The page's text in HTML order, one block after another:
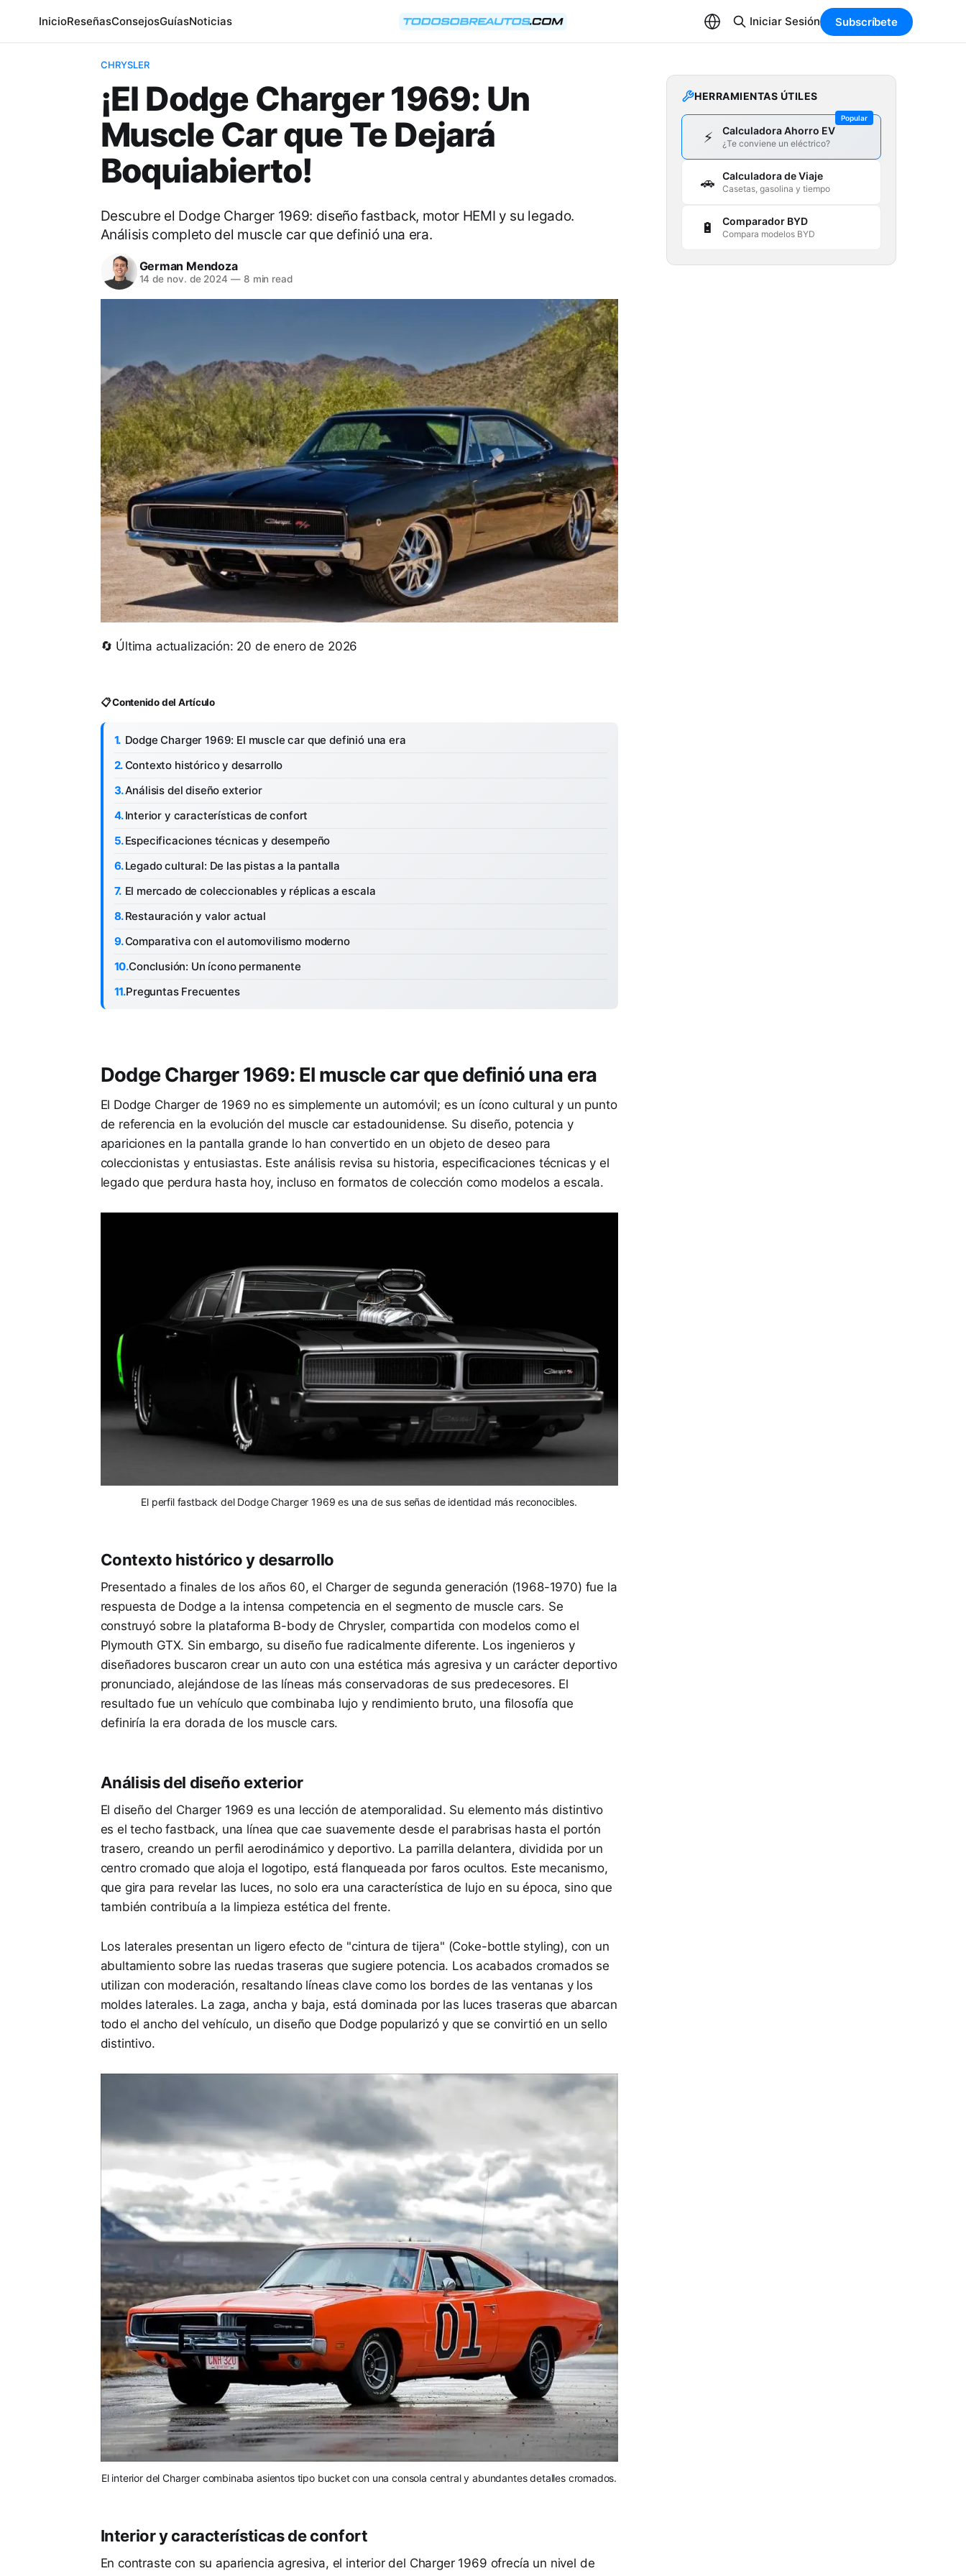
InicioReseñasConsejosGuíasNoticias Iniciar Sesión Subscríbete
CHRYSLER
¡El Dodge Charger 1969: Un
Muscle Car que Te Dejará
Boquiabierto!
Descubre el Dodge Charger 1969: diseño fastback, motor HEMI y su legado.
Análisis completo del muscle car que definió una era.
German Mendoza
14 de nov. de 2024 —8 min read
🔄 Última actualización: 20 de enero de 2026
📋 Contenido del Artículo
Dodge Charger 1969: El muscle car que definió una era
Contexto histórico y desarrollo
Análisis del diseño exterior
Interior y características de confort
Especificaciones técnicas y desempeño
Legado cultural: De las pistas a la pantalla
El mercado de coleccionables y réplicas a escala
Restauración y valor actual
Comparativa con el automovilismo moderno
Conclusión: Un ícono permanente
Preguntas Frecuentes
Dodge Charger 1969: El muscle car que definió una era
El Dodge Charger de 1969 no es simplemente un automóvil; es un ícono cultural y un punto
de referencia en la evolución del muscle car estadounidense. Su diseño, potencia y
apariciones en la pantalla grande lo han convertido en un objeto de deseo para
coleccionistas y entusiastas. Este análisis revisa su historia, especificaciones técnicas y el
legado que perdura hasta hoy, incluso en formatos de colección como modelos a escala.
El perfil fastback del Dodge Charger 1969 es una de sus señas de identidad más reconocibles.
Contexto histórico y desarrollo
Presentado a finales de los años 60, el Charger de segunda generación (1968-1970) fue la
respuesta de Dodge a la intensa competencia en el segmento de muscle cars. Se
construyó sobre la plataforma B-body de Chrysler, compartida con modelos como el
Plymouth GTX. Sin embargo, su diseño fue radicalmente diferente. Los ingenieros y
diseñadores buscaron crear un auto con una estética más agresiva y un carácter deportivo
pronunciado, alejándose de las líneas más conservadoras de sus predecesores. El
resultado fue un vehículo que combinaba lujo y rendimiento bruto, una filosofía que
definiría la era dorada de los muscle cars.
Análisis del diseño exterior
El diseño del Charger 1969 es una lección de atemporalidad. Su elemento más distintivo
es el techo fastback, una línea que cae suavemente desde el parabrisas hasta el portón
trasero, creando un perfil aerodinámico y deportivo. La parrilla delantera, dividida por un
centro cromado que aloja el logotipo, está flanqueada por faros ocultos. Este mecanismo,
que gira para revelar las luces, no solo era una característica de lujo en su época, sino que
también contribuía a la limpieza estética del frente.
Los laterales presentan un ligero efecto de "cintura de tijera" (Coke-bottle styling), con un
abultamiento sobre las ruedas traseras que sugiere potencia. Los acabados cromados se
utilizan con moderación, resaltando líneas clave como los bordes de las ventanas y los
moldes laterales. La zaga, ancha y baja, está dominada por las luces traseras que abarcan
todo el ancho del vehículo, un diseño que Dodge popularizó y que se convirtió en un sello
distintivo.
El interior del Charger combinaba asientos tipo bucket con una consola central y abundantes detalles cromados.
Interior y características de confort
En contraste con su apariencia agresiva, el interior del Charger 1969 ofrecía un nivel de
HERRAMIENTAS ÚTILES
Popular
⚡ Calculadora Ahorro EV
¿Te conviene un eléctrico?
🚗 Calculadora de Viaje
Casetas, gasolina y tiempo
🔋 Comparador BYD
Compara modelos BYD